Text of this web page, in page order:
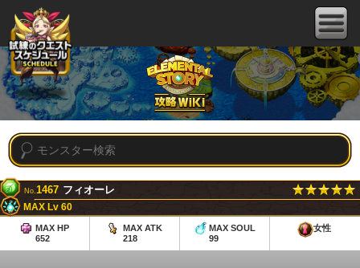
No.1467 フィオーレ
MAX Lv 60
MAX HP
652
MAX ATK
218
MAX SOUL
99
女性